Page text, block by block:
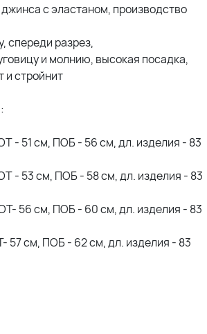
с эластаном, производство
спереди разрез,
и молнию, высокая посадка,
и стройнит
- 51 см, ПОБ - 56 см, дл. изделия - 83
- 53 см, ПОБ - 58 см, дл. изделия - 83
56 см, ПОБ - 60 см, дл. изделия - 83
57 см, ПОБ - 62 см, дл. изделия - 83